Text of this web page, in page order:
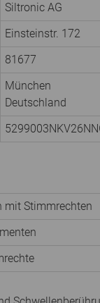
Siltronic AG
Einsteinstr. 172
81677
München
Deutschland
mit Stimmrechten